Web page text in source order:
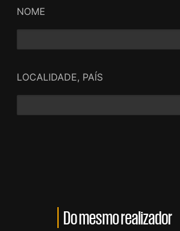
NOME
LOCALIDADE, PAÍS
Do mesmo realizador